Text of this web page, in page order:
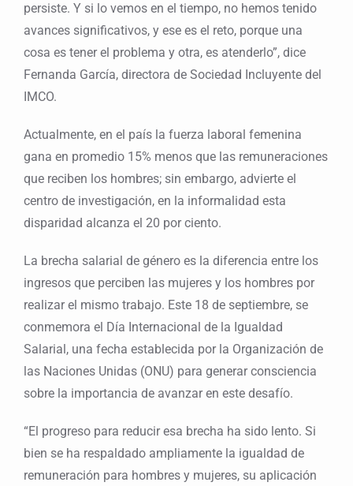
persiste. Y si lo vemos en el tiempo, no hemos tenido
avances significativos, y ese es el reto, porque una
cosa es tener el problema y otra, es atenderlo”, dice
Fernanda García, directora de Sociedad Incluyente del
IMCO.
Actualmente, en el país la fuerza laboral femenina
gana en promedio 15% menos que las remuneraciones
que reciben los hombres; sin embargo, advierte el
centro de investigación, en la informalidad esta
disparidad alcanza el 20 por ciento.
La brecha salarial de género es la diferencia entre los
ingresos que perciben las mujeres y los hombres por
realizar el mismo trabajo. Este 18 de septiembre, se
conmemora el Día Internacional de la Igualdad
Salarial, una fecha establecida por la Organización de
las Naciones Unidas (ONU) para generar consciencia
sobre la importancia de avanzar en este desafío.
“El progreso para reducir esa brecha ha sido lento. Si
bien se ha respaldado ampliamente la igualdad de
remuneración para hombres y mujeres, su aplicación